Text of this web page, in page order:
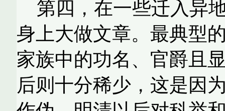
第四，在一些迁入异
身上大做文章。最典型
家族中的功名、官爵且
后则十分稀少，这是因